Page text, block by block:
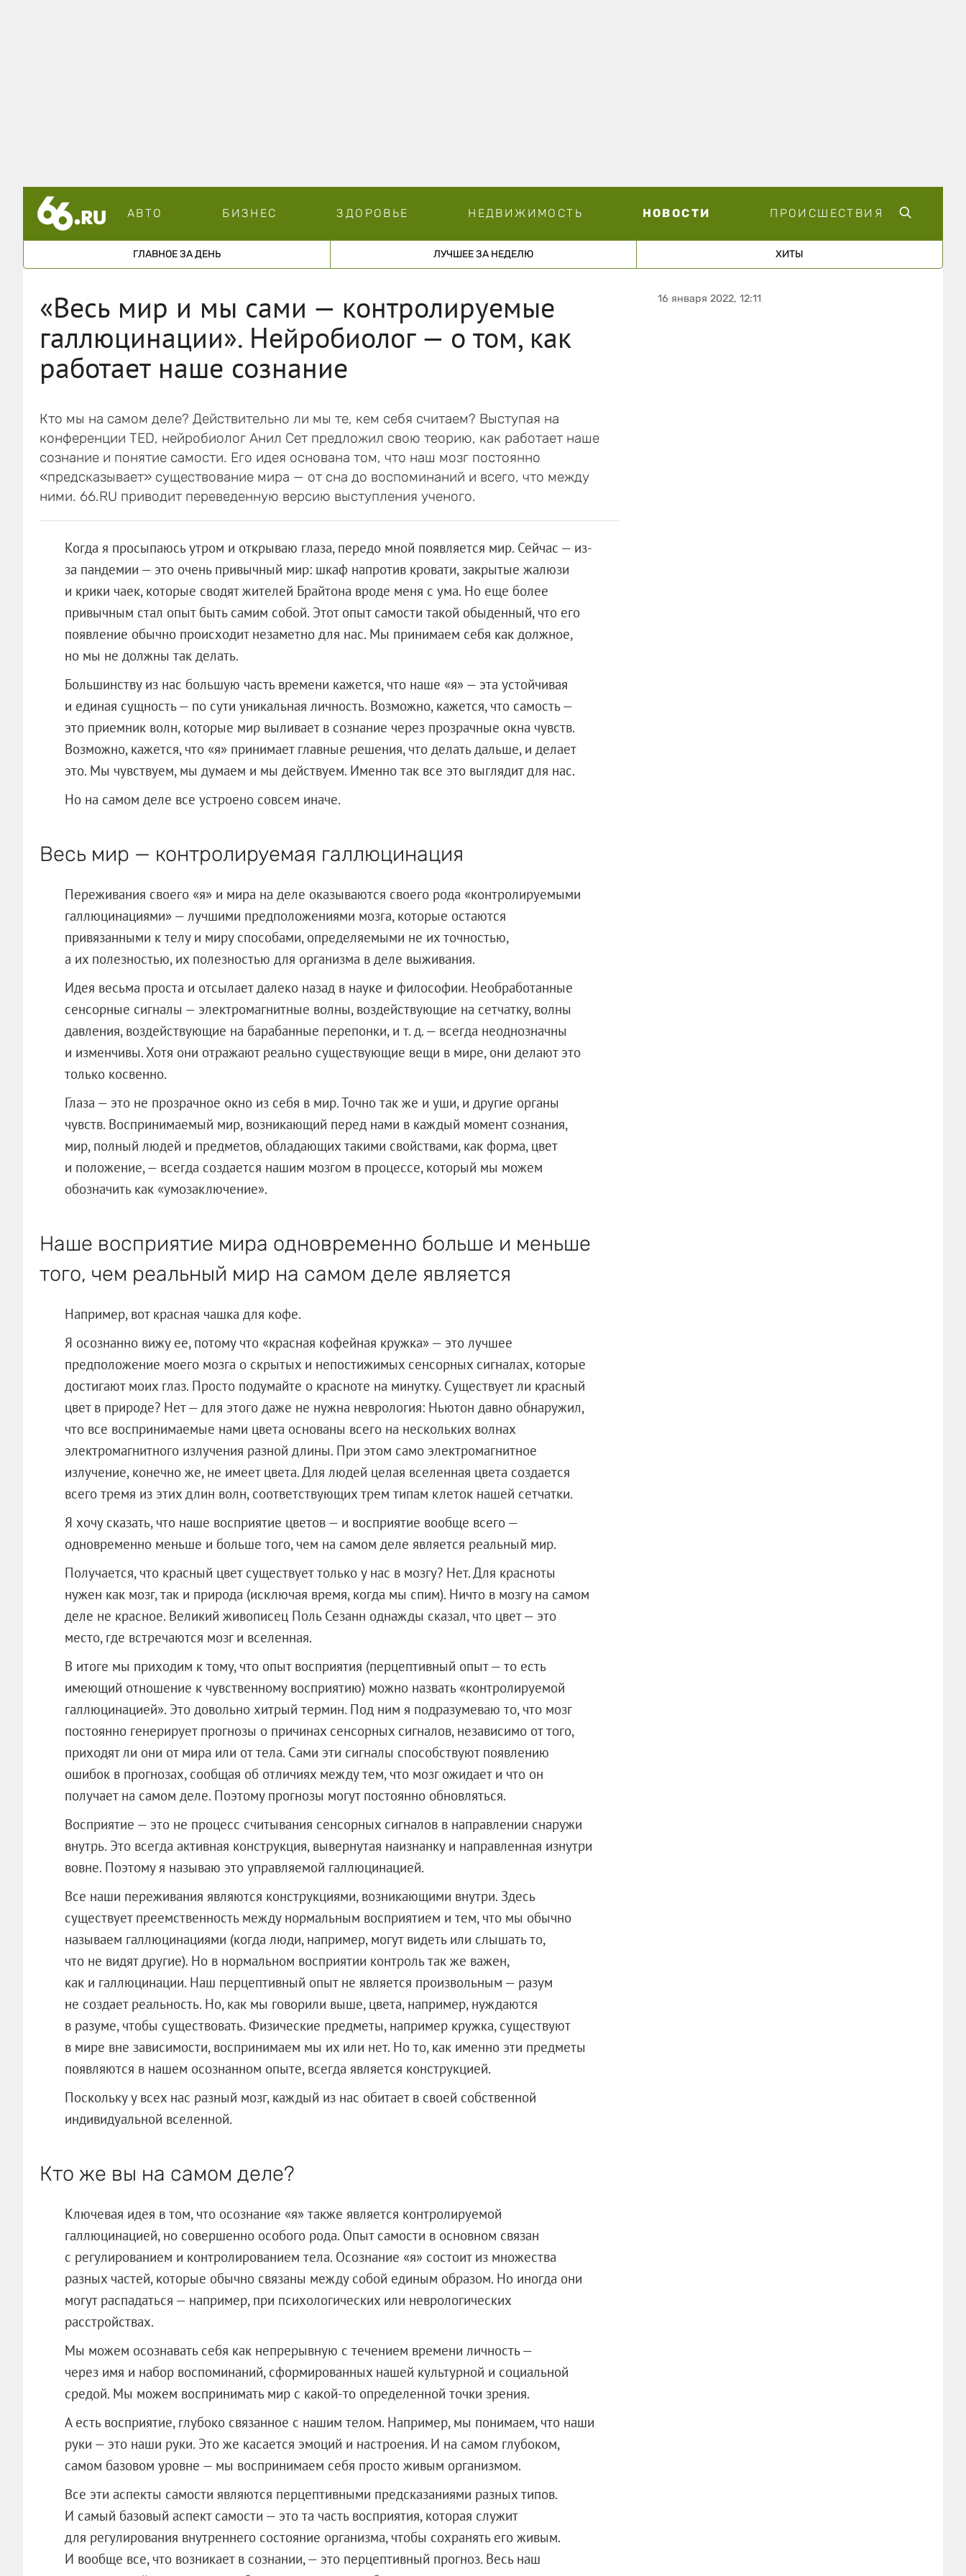
АВТО БИЗНЕС ЗДОРОВЬЕ НЕДВИЖИМОСТЬ НОВОСТИ ПРОИСШЕСТВИЯ
ГЛАВНОЕ ЗА ДЕНЬ ЛУЧШЕЕ ЗА НЕДЕЛЮ ХИТЫ
«Весь мир и мы сами — контролируемые
галлюцинации». Нейробиолог — о том, как
работает наше сознание
Кто мы на самом деле? Действительно ли мы те, кем себя считаем? Выступая на
конференции TED, нейробиолог Анил Сет предложил свою теорию, как работает наше
сознание и понятие самости. Его идея основана том, что наш мозг постоянно
«предсказывает» существование мира — от сна до воспоминаний и всего, что между
ними. 66.RU приводит переведенную версию выступления ученого.
Когда я просыпаюсь утром и открываю глаза, передо мной появляется мир. Сейчас — из-
за пандемии — это очень привычный мир: шкаф напротив кровати, закрытые жалюзи
и крики чаек, которые сводят жителей Брайтона вроде меня с ума. Но еще более
привычным стал опыт быть самим собой. Этот опыт самости такой обыденный, что его
появление обычно происходит незаметно для нас. Мы принимаем себя как должное,
но мы не должны так делать.
Большинству из нас большую часть времени кажется, что наше «я» — эта устойчивая
и единая сущность — по сути уникальная личность. Возможно, кажется, что самость —
это приемник волн, которые мир выливает в сознание через прозрачные окна чувств.
Возможно, кажется, что «я» принимает главные решения, что делать дальше, и делает
это. Мы чувствуем, мы думаем и мы действуем. Именно так все это выглядит для нас.
Но на самом деле все устроено совсем иначе.
Весь мир — контролируемая галлюцинация
Переживания своего «я» и мира на деле оказываются своего рода «контролируемыми
галлюцинациями» — лучшими предположениями мозга, которые остаются
привязанными к телу и миру способами, определяемыми не их точностью,
а их полезностью, их полезностью для организма в деле выживания.
Идея весьма проста и отсылает далеко назад в науке и философии. Необработанные
сенсорные сигналы — электромагнитные волны, воздействующие на сетчатку, волны
давления, воздействующие на барабанные перепонки, и т. д. — всегда неоднозначны
и изменчивы. Хотя они отражают реально существующие вещи в мире, они делают это
только косвенно.
Глаза — это не прозрачное окно из себя в мир. Точно так же и уши, и другие органы
чувств. Воспринимаемый мир, возникающий перед нами в каждый момент сознания,
мир, полный людей и предметов, обладающих такими свойствами, как форма, цвет
и положение, — всегда создается нашим мозгом в процессе, который мы можем
обозначить как «умозаключение».
Наше восприятие мира одновременно больше и меньше
того, чем реальный мир на самом деле является
Например, вот красная чашка для кофе.
Я осознанно вижу ее, потому что «красная кофейная кружка» — это лучшее
предположение моего мозга о скрытых и непостижимых сенсорных сигналах, которые
достигают моих глаз. Просто подумайте о красноте на минутку. Существует ли красный
цвет в природе? Нет — для этого даже не нужна неврология: Ньютон давно обнаружил,
что все воспринимаемые нами цвета основаны всего на нескольких волнах
электромагнитного излучения разной длины. При этом само электромагнитное
излучение, конечно же, не имеет цвета. Для людей целая вселенная цвета создается
всего тремя из этих длин волн, соответствующих трем типам клеток нашей сетчатки.
Я хочу сказать, что наше восприятие цветов — и восприятие вообще всего —
одновременно меньше и больше того, чем на самом деле является реальный мир.
Получается, что красный цвет существует только у нас в мозгу? Нет. Для красноты
нужен как мозг, так и природа (исключая время, когда мы спим). Ничто в мозгу на самом
деле не красное. Великий живописец Поль Сезанн однажды сказал, что цвет — это
место, где встречаются мозг и вселенная.
В итоге мы приходим к тому, что опыт восприятия (перцептивный опыт — то есть
имеющий отношение к чувственному восприятию) можно назвать «контролируемой
галлюцинацией». Это довольно хитрый термин. Под ним я подразумеваю то, что мозг
постоянно генерирует прогнозы о причинах сенсорных сигналов, независимо от того,
приходят ли они от мира или от тела. Сами эти сигналы способствуют появлению
ошибок в прогнозах, сообщая об отличиях между тем, что мозг ожидает и что он
получает на самом деле. Поэтому прогнозы могут постоянно обновляться.
Восприятие — это не процесс считывания сенсорных сигналов в направлении снаружи
внутрь. Это всегда активная конструкция, вывернутая наизнанку и направленная изнутри
вовне. Поэтому я называю это управляемой галлюцинацией.
Все наши переживания являются конструкциями, возникающими внутри. Здесь
существует преемственность между нормальным восприятием и тем, что мы обычно
называем галлюцинациями (когда люди, например, могут видеть или слышать то,
что не видят другие). Но в нормальном восприятии контроль так же важен,
как и галлюцинации. Наш перцептивный опыт не является произвольным — разум
не создает реальность. Но, как мы говорили выше, цвета, например, нуждаются
в разуме, чтобы существовать. Физические предметы, например кружка, существуют
в мире вне зависимости, воспринимаем мы их или нет. Но то, как именно эти предметы
появляются в нашем осознанном опыте, всегда является конструкцией.
Поскольку у всех нас разный мозг, каждый из нас обитает в своей собственной
индивидуальной вселенной.
Кто же вы на самом деле?
Ключевая идея в том, что осознание «я» также является контролируемой
галлюцинацией, но совершенно особого рода. Опыт самости в основном связан
с регулированием и контролированием тела. Осознание «я» состоит из множества
разных частей, которые обычно связаны между собой единым образом. Но иногда они
могут распадаться — например, при психологических или неврологических
расстройствах.
Мы можем осознавать себя как непрерывную с течением времени личность —
через имя и набор воспоминаний, сформированных нашей культурной и социальной
средой. Мы можем воспринимать мир с какой-то определенной точки зрения.
А есть восприятие, глубоко связанное с нашим телом. Например, мы понимаем, что наши
руки — это наши руки. Это же касается эмоций и настроения. И на самом глубоком,
самом базовом уровне — мы воспринимаем себя просто живым организмом.
Все эти аспекты самости являются перцептивными предсказаниями разных типов.
И самый базовый аспект самости — это та часть восприятия, которая служит
для регулирования внутреннего состояние организма, чтобы сохранять его живым.
И вообще все, что возникает в сознании, — это перцептивный прогноз. Весь наш
16 января 2022, 12:11